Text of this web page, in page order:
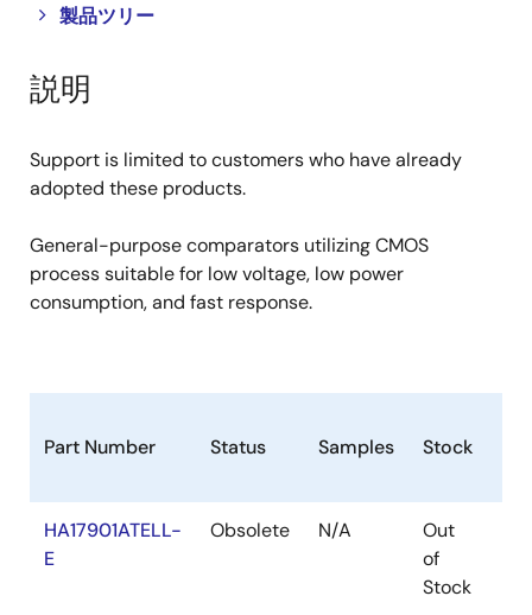
製品ツリー
Close
tree
menu
Open
tree
menu
説明
Support is limited to customers who have already
adopted these products.
General-purpose comparators utilizing CMOS
process suitable for low voltage, low power
consumption, and fast response.
Part Number Status Samples Stock
HA17901ATELL-
E
Obsolete N/A
Out
of
Stock